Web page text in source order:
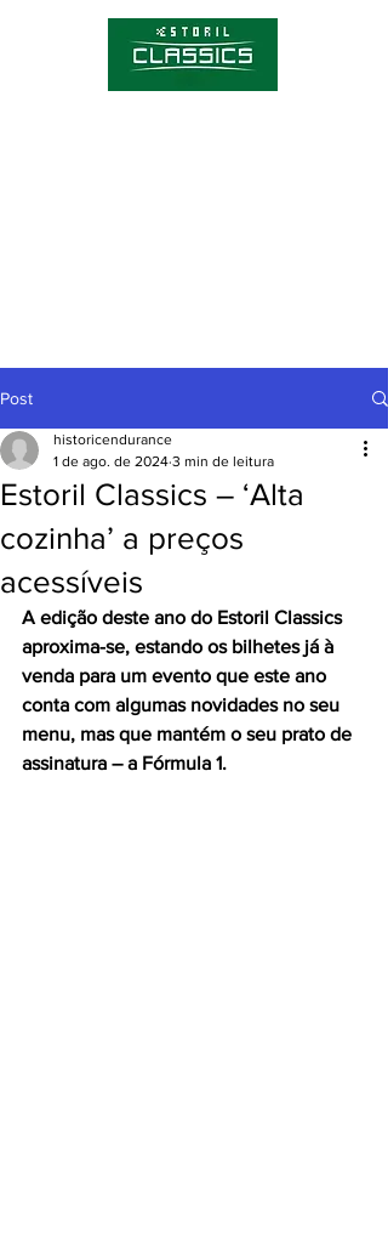
Post
Estoril Classics – ‘Alta
cozinha’ a preços
acessíveis
historicendurance
1 de ago. de 2024 3 min de leitura
A edição deste ano do Estoril Classics
aproxima-se, estando os bilhetes já à
venda para um evento que este ano
conta com algumas novidades no seu
menu, mas que mantém o seu prato de
assinatura – a Fórmula 1.